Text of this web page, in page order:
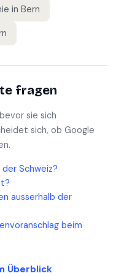
in Bern
fragen
sie sich
sich, ob Google
Schweiz?
ausserhalb der
beim
Überblick